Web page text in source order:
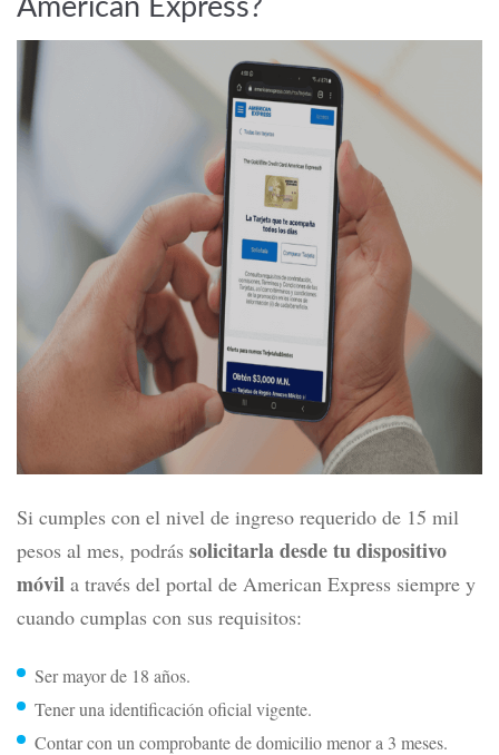
American Express?
Si cumples con el nivel de ingreso requerido de 15 mil
pesos al mes, podrás solicitarla desde tu dispositivo
móvil a través del portal de American Express siempre y
cuando cumplas con sus requisitos:
Ser mayor de 18 años.
Tener una identificación oficial vigente.
Contar con un comprobante de domicilio menor a 3 meses.